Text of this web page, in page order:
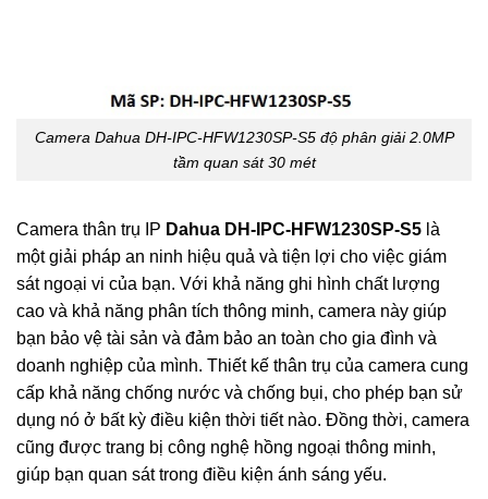
Camera Dahua DH-IPC-HFW1230SP-S5 độ phân giải 2.0MP
tầm quan sát 30 mét
Camera thân trụ IP Dahua DH-IPC-HFW1230SP-S5 là
một giải pháp an ninh hiệu quả và tiện lợi cho việc giám
sát ngoại vi của bạn. Với khả năng ghi hình chất lượng
cao và khả năng phân tích thông minh, camera này giúp
bạn bảo vệ tài sản và đảm bảo an toàn cho gia đình và
doanh nghiệp của mình. Thiết kế thân trụ của camera cung
cấp khả năng chống nước và chống bụi, cho phép bạn sử
dụng nó ở bất kỳ điều kiện thời tiết nào. Đồng thời, camera
cũng được trang bị công nghệ hồng ngoại thông minh,
giúp bạn quan sát trong điều kiện ánh sáng yếu.